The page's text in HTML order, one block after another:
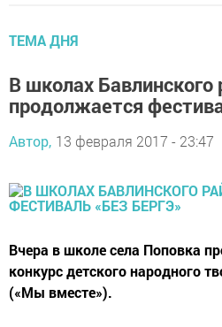
ТЕМА ДНЯ
В школах Бавлинского
продолжается
Автор, 13 февраля 2017 - 23:47
Вчера в школе села Поповка
конкурс детского народного
(«Мы вместе»).